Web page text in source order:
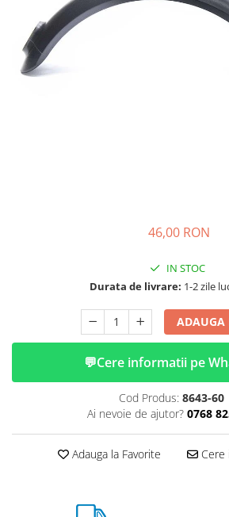
➔ Cu Remorca
➔ Cu Remorca Fara Permis
➔ Cu Volan
➔ Fara Permis
Controllere
Toate accesoriile la Triciclete
Masini Electrice
Masina Electrica Arora
46,00 RON
IN STOC
Durata de livrare: 1-2 zile
ADAUGA
💬Cere informatii pe
Cod Produs: 8643-60
Ai nevoie de ajutor? 0768
Adauga la Favorite Cere